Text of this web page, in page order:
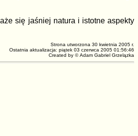
się jaśniej natura i istotne aspekty
Strona utworzona 30 kwietnia 2005 r.
Ostatnia aktualizacja: piątek 03 czerwca 2005 01:56:46
Created by ©Adam Gabriel Grzelązka